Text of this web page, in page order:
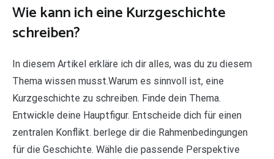
Wie kann ich eine Kurzgeschichte
schreiben?
In diesem Artikel erkläre ich dir alles, was du zu diesem
Thema wissen musst.Warum es sinnvoll ist, eine
Kurzgeschichte zu schreiben. Finde dein Thema.
Entwickle deine Hauptfigur. Entscheide dich für einen
zentralen Konflikt. berlege dir die Rahmenbedingungen
für die Geschichte. Wähle die passende Perspektive